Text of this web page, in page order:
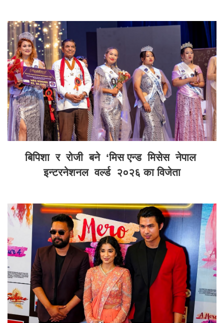
बिपिशा र रोजी बने ‘मिस एन्ड मिसेस नेपाल
इन्टरनेशनल वर्ल्ड २०२६ का विजेता